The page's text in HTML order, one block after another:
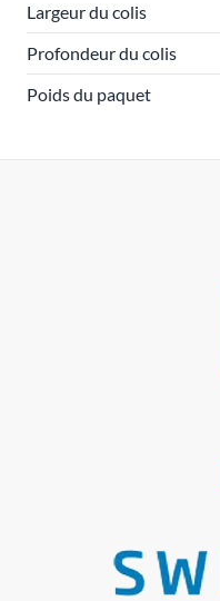
Largeur du colis
Profondeur du colis
Poids du paquet